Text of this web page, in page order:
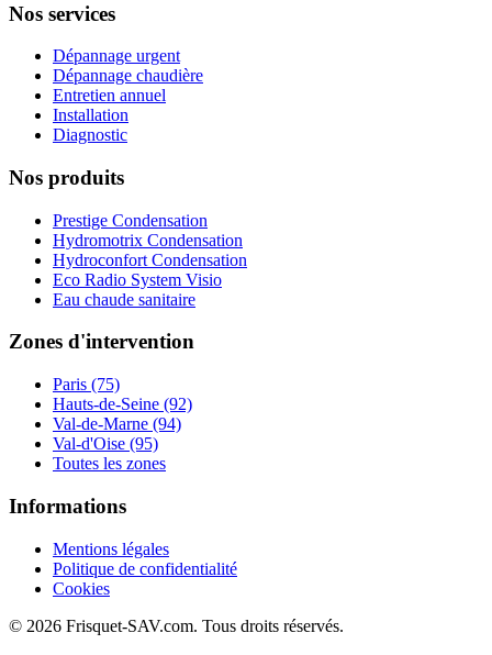
Nos services
Dépannage urgent
Dépannage chaudière
Entretien annuel
Installation
Diagnostic
Nos produits
Prestige Condensation
Hydromotrix Condensation
Hydroconfort Condensation
Eco Radio System Visio
Eau chaude sanitaire
Zones d'intervention
Paris (75)
Hauts-de-Seine (92)
Val-de-Marne (94)
Val-d'Oise (95)
Toutes les zones
Informations
Mentions légales
Politique de confidentialité
Cookies
© 2026 Frisquet-SAV.com. Tous droits réservés.